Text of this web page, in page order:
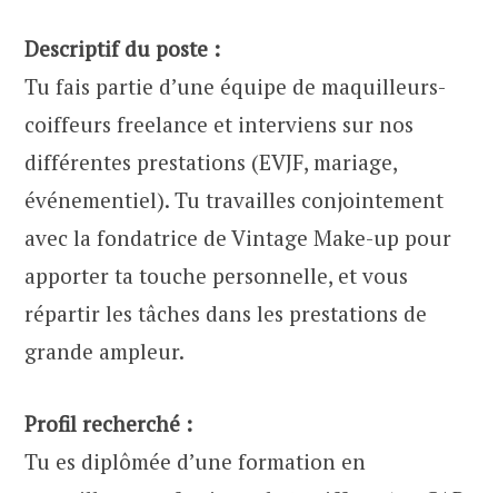
Descriptif du poste :
Tu fais partie d’une équipe de maquilleurs-
coiffeurs freelance et interviens sur nos
différentes prestations (EVJF, mariage,
événementiel). Tu travailles conjointement
avec la fondatrice de Vintage Make-up pour
apporter ta touche personnelle, et vous
répartir les tâches dans les prestations de
grande ampleur.
Profil recherché :
Tu es diplômée d’une formation en